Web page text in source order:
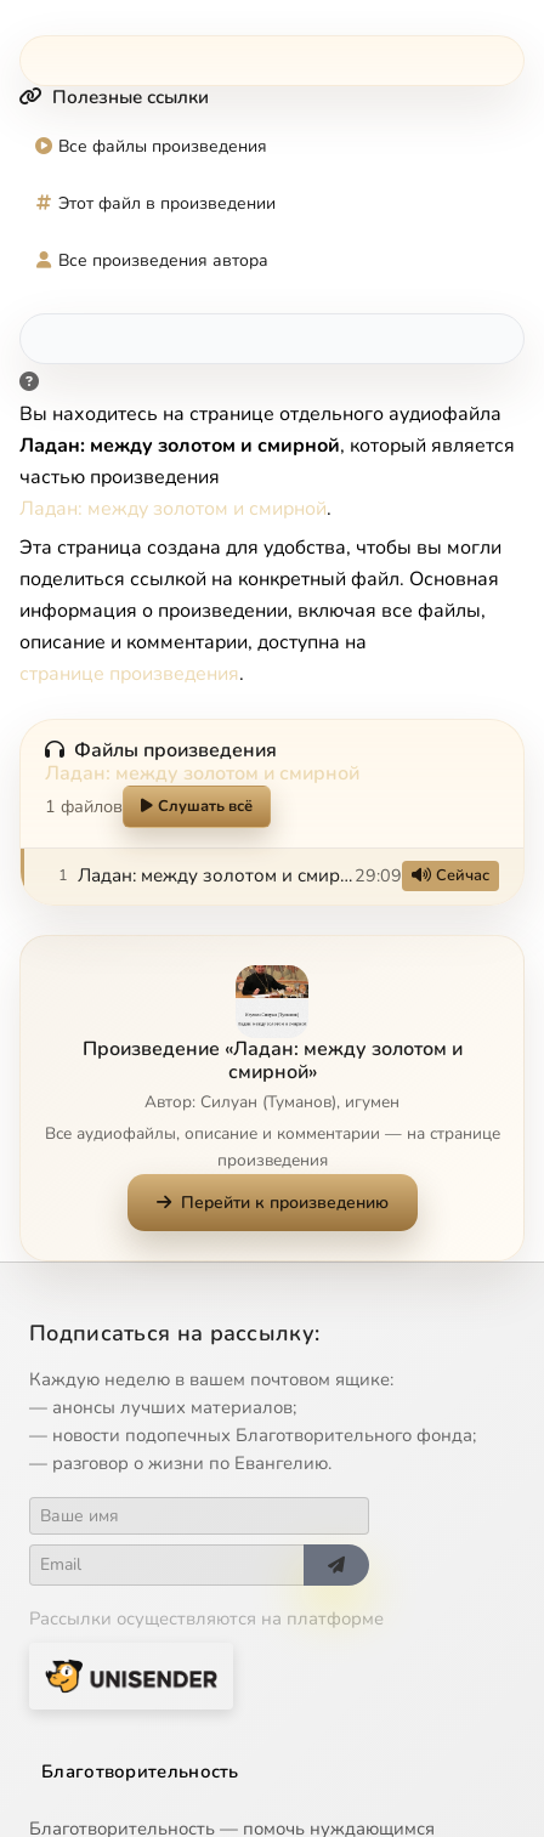
Полезные ссылки
Все файлы произведения
Этот файл в произведении
Все произведения автора
Вы находитесь на странице отдельного аудиофайла
Ладан: между золотом и смирной, который является
частью произведения
Ладан: между золотом и смирной.
Эта страница создана для удобства, чтобы вы могли
поделиться ссылкой на конкретный файл. Основная
информация о произведении, включая все файлы,
описание и комментарии, доступна на
странице произведения.
Файлы произведения
Ладан: между золотом и смирной
1 файлов Слушать всё
1 Ладан: между золотом и смирной29:09 Сейчас
Произведение «Ладан: между золотом и
смирной»
Автор: Силуан (Туманов), игумен
Все аудиофайлы, описание и комментарии — на странице
произведения
Перейти к произведению
Подписаться на рассылку:
Каждую неделю в вашем почтовом ящике:
— анонсы лучших материалов;
— новости подопечных Благотворительного фонда;
— разговор о жизни по Евангелию.
Рассылки осуществляются на платформе
Благотворительность
Благотворительность — помочь нуждающимся